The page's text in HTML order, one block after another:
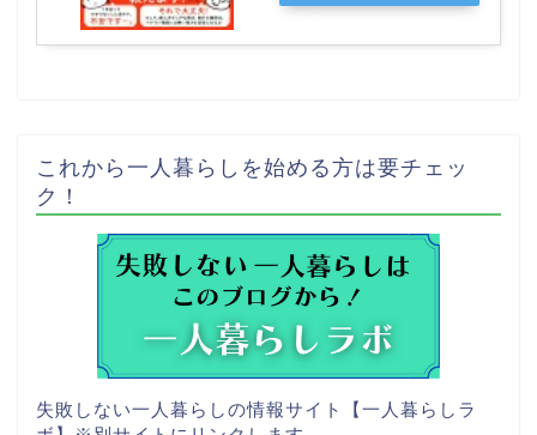
これから一人暮らしを始める方は要チェッ
ク！
失敗しない一人暮らしの情報サイト【一人暮らしラ